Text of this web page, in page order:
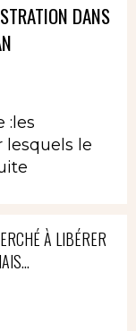
DANS
:les
lesquels le
À LIBÉRER